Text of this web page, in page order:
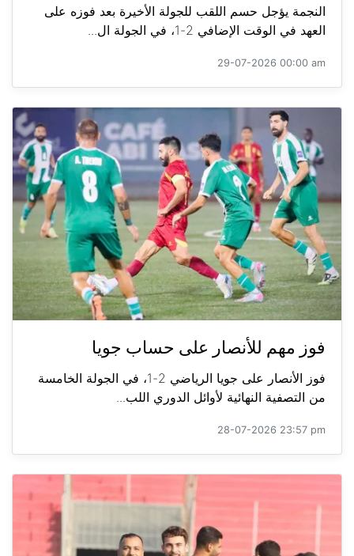
النجمة يؤجل حسم اللقب للجولة الأخيرة بعد فوزه على
العهد في الوقت الإضافي 2-1، في الجولة ال...
29-07-2026 00:00 am
فوز مهم للأنصار على حساب جويا
فوز الأنصار على جويا الرياضي 2-1، في الجولة الخامسة
من التصفية النهائية لأوائل الدوري اللب...
28-07-2026 23:57 pm